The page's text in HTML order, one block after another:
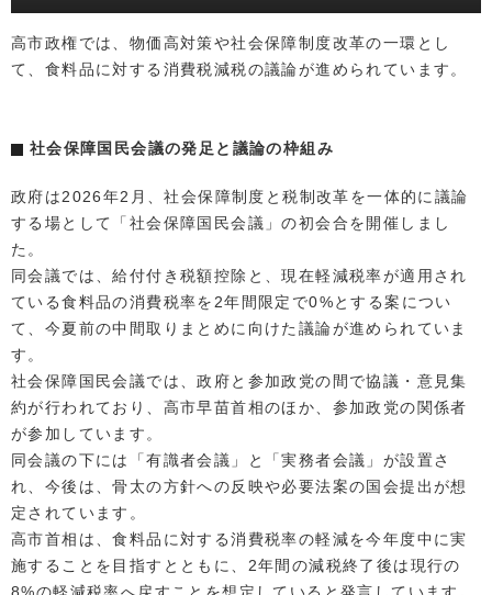
高市政権では、物価高対策や社会保障制度改革の一環とし
て、食料品に対する消費税減税の議論が進められています。
社会保障国民会議の発足と議論の枠組み
政府は2026年2月、社会保障制度と税制改革を一体的に議論
する場として「社会保障国民会議」の初会合を開催しまし
た。
同会議では、給付付き税額控除と、現在軽減税率が適用され
ている食料品の消費税率を2年間限定で0%とする案につい
て、今夏前の中間取りまとめに向けた議論が進められていま
す。
社会保障国民会議では、政府と参加政党の間で協議・意見集
約が行われており、高市早苗首相のほか、参加政党の関係者
が参加しています。
同会議の下には「有識者会議」と「実務者会議」が設置さ
れ、今後は、骨太の方針への反映や必要法案の国会提出が想
定されています。
高市首相は、食料品に対する消費税率の軽減を今年度中に実
施することを目指すとともに、2年間の減税終了後は現行の